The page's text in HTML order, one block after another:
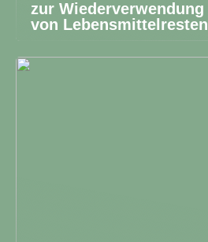
zur Wiederverwendung
von Lebensmittelresten